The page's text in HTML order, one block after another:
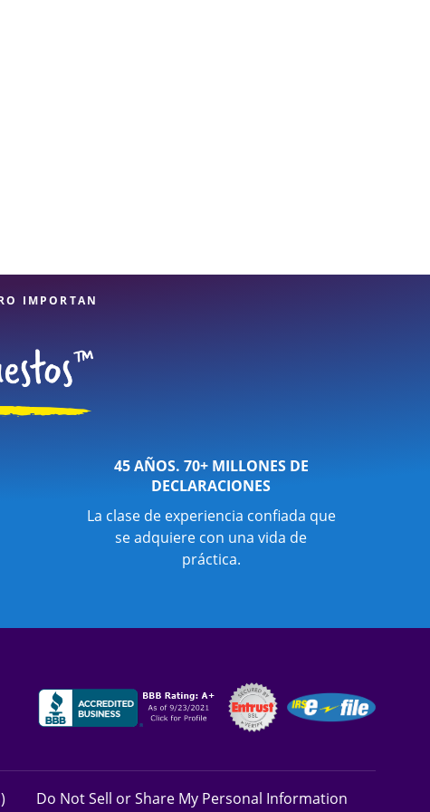
IMPORTAN
45 AÑOS. 70+ MILLONES DE
DECLARACIONES
La clase de experiencia confiada que
se adquiere con una vida de
práctica.
Do Not Sell or Share My Personal Information